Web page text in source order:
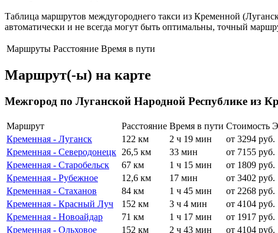
Таблица маршрутов междугороднего такси из Кременной
автоматически и не всегда могут быть оптимальны, точный
Маршруты Расстояние Время в пути
Маршрут(-ы) на карте
Межгород по Луганской Народной Республике из
Маршрут Расстояние Время в пути Стоимость
Кременная - Луганск
122 км 2 ч 19 мин от 3294 руб.
Кременная - Северодонецк 26,5 км 33 мин от 7155 руб.
Кременная - Старобельск
67 км 1 ч 15 мин от 1809 руб.
Кременная - Рубежное
12,6 км 17 мин от 3402 руб.
Кременная - Стаханов
84 км 1 ч 45 мин от 2268 руб.
Кременная - Красный Луч
152 км 3 ч 4 мин от 4104 руб.
Кременная - Новоайдар
71 км 1 ч 17 мин от 1917 руб.
Кременная - Ольховое
152 км 2 ч 43 мин от 4104 руб.